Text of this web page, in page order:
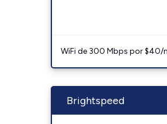
WiFi de 300 Mbps por $40/
Brightspeed